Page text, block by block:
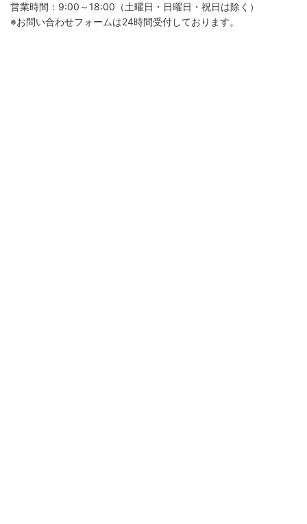
営業時間：9:00～18:00（土曜日・日曜日・祝日は除く）
※お問い合わせフォームは24時間受付しております。